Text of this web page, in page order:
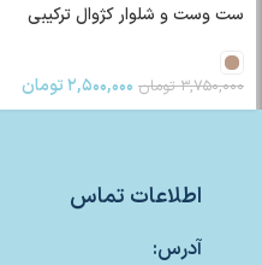
ست وست و شلوار کژوال ترکیبی
۳,۷۵۰,۰۰۰ تومان ۲,۵۰۰,۰۰۰تومان
اطلاعات تماس
آدرس: